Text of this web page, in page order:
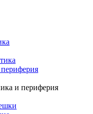
и периферия